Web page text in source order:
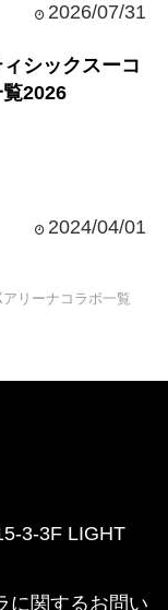
2026/07/31
シックスーコ
2026
2024/04/01
リーナコラボ一覧
3-3F LIGHT
に関するお問い